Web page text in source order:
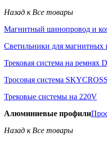
Назад к Все товары
Магнитный шинопровод и
Светильники для магнитных
Трековая система на ремнях
Тросовая система
Трековые системы на 220V
Алюминиевые профили
Назад к Все товары